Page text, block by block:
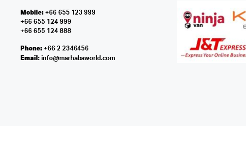
Mobile:+66 655 123 999
+66 655 124 999
+66 655 124 888
Phone:+66 2 2346456
Email: info@marhabaworld.com